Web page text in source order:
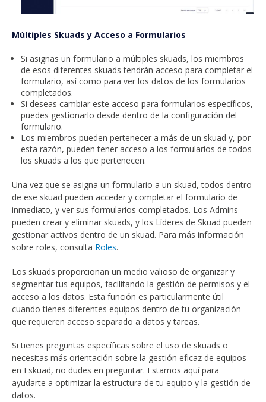
Múltiples Skuads y Acceso a Formularios
Si asignas un formulario a múltiples skuads, los miembros
de esos diferentes skuads tendrán acceso para completar el
formulario, así como para ver los datos de los formularios
completados.
Si deseas cambiar este acceso para formularios específicos,
puedes gestionarlo desde dentro de la configuración del
formulario.
Los miembros pueden pertenecer a más de un skuad y, por
esta razón, pueden tener acceso a los formularios de todos
los skuads a los que pertenecen.
Una vez que se asigna un formulario a un skuad, todos dentro
de ese skuad pueden acceder y completar el formulario de
inmediato, y ver sus formularios completados. Los Admins
pueden crear y eliminar skuads, y los Líderes de Skuad pueden
gestionar activos dentro de un skuad. Para más información
sobre roles, consulta Roles.
Los skuads proporcionan un medio valioso de organizar y
segmentar tus equipos, facilitando la gestión de permisos y el
acceso a los datos. Esta función es particularmente útil
cuando tienes diferentes equipos dentro de tu organización
que requieren acceso separado a datos y tareas.
Si tienes preguntas específicas sobre el uso de skuads o
necesitas más orientación sobre la gestión eficaz de equipos
en Eskuad, no dudes en preguntar. Estamos aquí para
ayudarte a optimizar la estructura de tu equipo y la gestión de
datos.